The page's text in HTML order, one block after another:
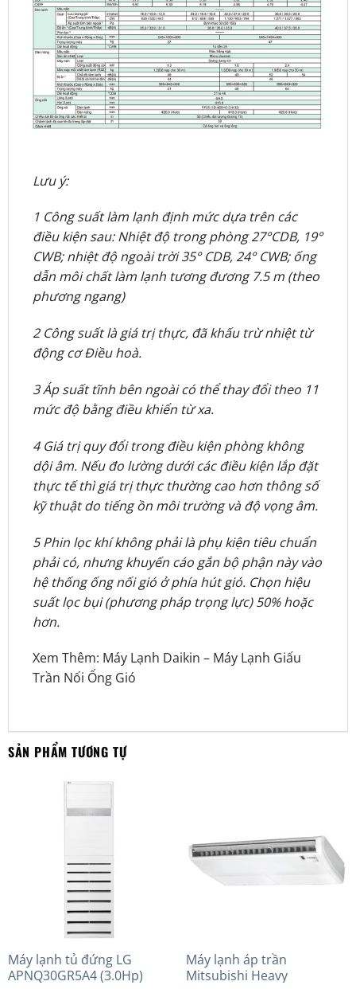
Lưu ý:
1 Công suất làm lạnh định mức dựa trên các
điều kiện sau: Nhiệt độ trong phòng 27°CDB, 19°
CWB; nhiệt độ ngoài trời 35° CDB, 24° CWB; ống
dẫn môi chất làm lạnh tương đương 7.5 m (theo
phương ngang)
2 Công suất là giá trị thực, đã khấu trừ nhiệt từ
động cơ Điều hoà.
3 Áp suất tĩnh bên ngoài có thể thay đổi theo 11
mức độ bằng điều khiển từ xa.
4 Giá trị quy đổi trong điều kiện phòng không
dội âm. Nếu đo lường dưới các điều kiện lắp đặt
thực tế thì giá trị thực thường cao hơn thông số
kỹ thuật do tiếng ồn môi trường và độ vọng âm.
5 Phin lọc khí không phải là phụ kiện tiêu chuẩn
phải có, nhưng khuyến cáo gắn bộ phận này vào
hệ thống ống nối gió ở phía hút gió. Chọn hiệu
suất lọc bụi (phương pháp trọng lực) 50% hoặc
hơn.
Xem Thêm: Máy Lạnh Daikin – Máy Lạnh Giấu
Trần Nối Ống Gió
SẢN PHẨM TƯƠNG TỰ
Máy lạnh tủ đứng LG
APNQ30GR5A4 (3.0Hp)
Máy lạnh áp trần
Mitsubishi Heavy